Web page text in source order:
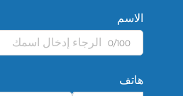
الاسم
0/100
هاتف